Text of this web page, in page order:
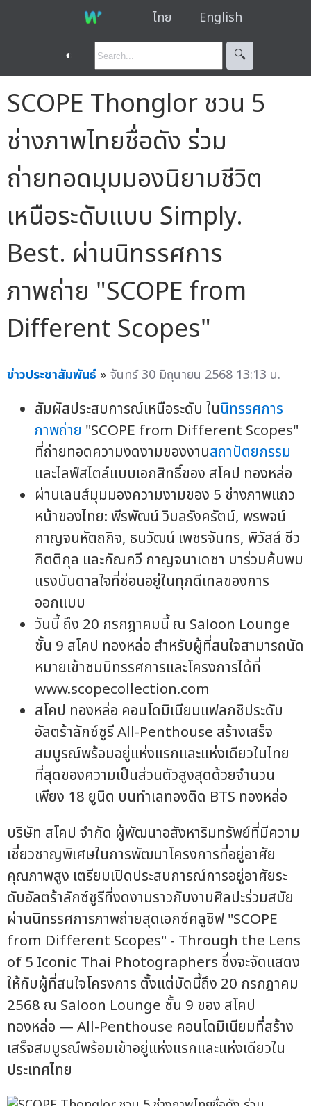
ไทย English
◐ 🔍︎
SCOPE Thonglor ชวน 5
ช่างภาพไทยชื่อดัง ร่วม
ถ่ายทอดมุมมองนิยามชีวิต
เหนือระดับแบบ Simply.
Best. ผ่านนิทรรศการ
ภาพถ่าย "SCOPE from
Different Scopes"
ข่าวประชาสัมพันธ์ » จันทร์ 30 มิถุนายน 2568 13:13 น.
สัมผัสประสบการณ์เหนือระดับ ในนิทรรศการ
ภาพถ่าย "SCOPE from Different Scopes"
ที่ถ่ายทอดความงดงามของงานสถาปัตยกรรม
และไลฟ์สไตล์แบบเอกสิทธิ์ของ สโคป ทองหล่อ
ผ่านเลนส์มุมมองความงามของ 5 ช่างภาพแถว
หน้าของไทย: พีรพัฒน์ วิมลรังครัตน์, พรพจน์
กาญจนหัตถกิจ, ธนวัฒน์ เพชรจันทร, พิวัสส์ ชีว
กิตติกุล และกัณกวี กาญจนาเดชา มาร่วมค้นพบ
แรงบันดาลใจที่ซ่อนอยู่ในทุกดีเทลของการ
ออกแบบ
วันนี้ ถึง 20 กรกฎาคมนี้ ณ Saloon Lounge
ชั้น 9 สโคป ทองหล่อ สำหรับผู้ที่สนใจสามารถนัด
หมายเข้าชมนิทรรศการและโครงการได้ที่
www.scopecollection.com
สโคป ทองหล่อ คอนโดมิเนียมแฟลกชิประดับ
อัลตร้าลักซ์ชูรี All-Penthouse สร้างเสร็จ
สมบูรณ์พร้อมอยู่แห่งแรกและแห่งเดียวในไทย
ที่สุดของความเป็นส่วนตัวสูงสุดด้วยจำนวน
เพียง 18 ยูนิต บนทำเลทองติด BTS ทองหล่อ
บริษัท สโคป จำกัด ผู้พัฒนาอสังหาริมทรัพย์ที่มีความ
เชี่ยวชาญพิเศษในการพัฒนาโครงการที่อยู่อาศัย
คุณภาพสูง เตรียมเปิดประสบการณ์การอยู่อาศัยระ
ดับอัลตร้าลักซ์ชูรีที่งดงามราวกับงานศิลปะร่วมสมัย
ผ่านนิทรรศการภาพถ่ายสุดเอกซ์คลูซิฟ "SCOPE
from Different Scopes" - Through the Lens
of 5 Iconic Thai Photographers ซึ่งจะจัดแสดง
ให้กับผู้ที่สนใจโครงการ ตั้งแต่บัดนี้ถึง 20 กรกฎาคม
2568 ณ Saloon Lounge ชั้น 9 ของ สโคป
ทองหล่อ — All-Penthouse คอนโดมิเนียมที่สร้าง
เสร็จสมบูรณ์พร้อมเข้าอยู่แห่งแรกและแห่งเดียวใน
ประเทศไทย